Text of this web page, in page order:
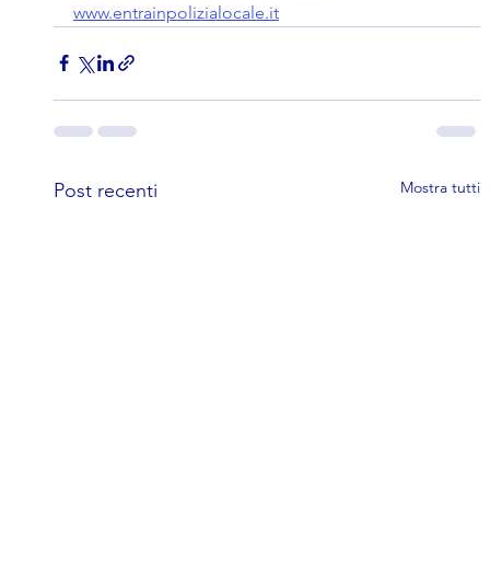
www.entrainpolizialocale.it
Post recenti Mostra tutti